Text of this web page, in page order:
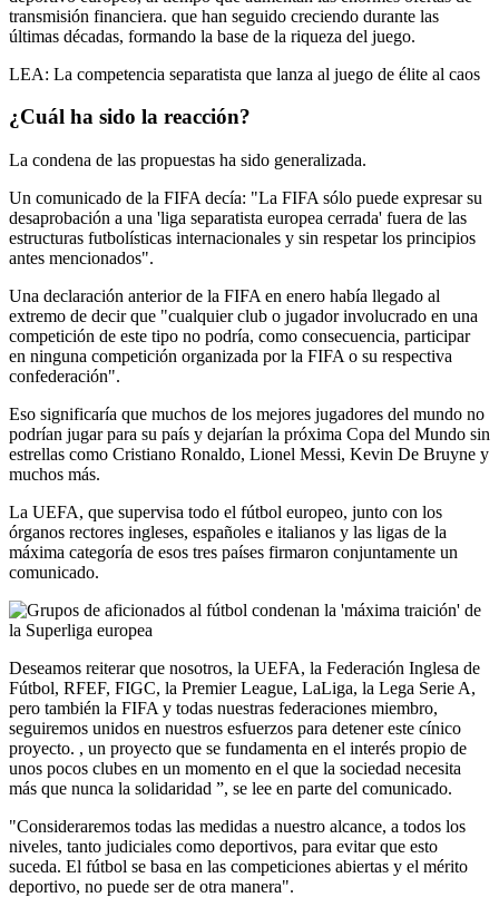
transmisión financiera. que han seguido creciendo durante las
últimas décadas, formando la base de la riqueza del juego.
LEA: La competencia separatista que lanza al juego de élite al caos
¿Cuál ha sido la reacción?
La condena de las propuestas ha sido generalizada.
Un comunicado de la FIFA decía: "La FIFA sólo puede expresar su
desaprobación a una 'liga separatista europea cerrada' fuera de las
estructuras futbolísticas internacionales y sin respetar los principios
antes mencionados".
Una declaración anterior de la FIFA en enero había llegado al
extremo de decir que "cualquier club o jugador involucrado en una
competición de este tipo no podría, como consecuencia, participar
en ninguna competición organizada por la FIFA o su respectiva
confederación".
Eso significaría que muchos de los mejores jugadores del mundo no
podrían jugar para su país y dejarían la próxima Copa del Mundo sin
estrellas como Cristiano Ronaldo, Lionel Messi, Kevin De Bruyne y
muchos más.
La UEFA, que supervisa todo el fútbol europeo, junto con los
órganos rectores ingleses, españoles e italianos y las ligas de la
máxima categoría de esos tres países firmaron conjuntamente un
comunicado.
Deseamos reiterar que nosotros, la UEFA, la Federación Inglesa de
Fútbol, ​​RFEF, FIGC, la Premier League, LaLiga, la Lega Serie A,
pero también la FIFA y todas nuestras federaciones miembro,
seguiremos unidos en nuestros esfuerzos para detener este cínico
proyecto. , un proyecto que se fundamenta en el interés propio de
unos pocos clubes en un momento en el que la sociedad necesita
más que nunca la solidaridad ”, se lee en parte del comunicado.
"Consideraremos todas las medidas a nuestro alcance, a todos los
niveles, tanto judiciales como deportivos, para evitar que esto
suceda. El fútbol se basa en las competiciones abiertas y el mérito
deportivo, no puede ser de otra manera".